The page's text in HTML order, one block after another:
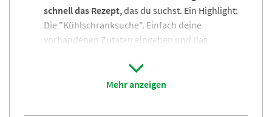
schnell das Rezept,das du suchst. Ein Highlight:
Die "Kühlschranksuche". Einfach deine
vorhandenen Zutaten eingeben und das
Inspiration gefällig? Wir haben für dich
nationale und internationale
Themenseiten. Wir bieten dir saisonale
Mehr anzeigen